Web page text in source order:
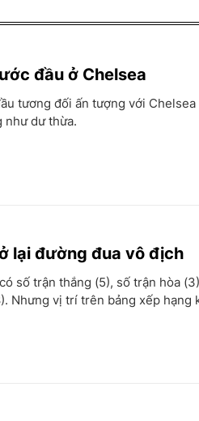
đầu ở Chelsea
tương đối ấn tượng với
như dư thừa.
lại đường đua vô địch
số trận thắng (5), số trận hòa
Nhưng vị trí trên bảng xếp hạng